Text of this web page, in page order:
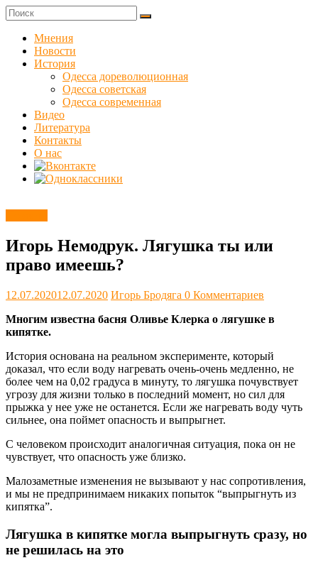
Skip
to
content
Куликовец
Сайт
одесского
сопротивления
Мнения
Новости
История
Одесса дореволюционная
Одесса советская
Одесса современная
Видео
Литература
Контакты
О нас
Игорь Немодрук. Лягушка ты или
право имеешь?
12.07.202012.07.2020 Игорь Бродяга 0 Комментариев
Многим известна басня Оливье Клерка о лягушке в
кипятке.
История основана на реальном эксперименте, который
доказал, что если воду нагревать очень-очень медленно, не
более чем на 0,02 градуса в минуту, то лягушка почувствует
угрозу для жизни только в последний момент, но сил для
прыжка у нее уже не останется. Если же нагревать воду чуть
сильнее, она поймет опасность и выпрыгнет.
С человеком происходит аналогичная ситуация, пока он не
чувствует, что опасность уже близко.
Малозаметные изменения не вызывают у нас сопротивления,
и мы не предпринимаем никаких попыток “выпрыгнуть из
кипятка”.
Лягушка в кипятке могла выпрыгнуть сразу, но
не решилась на это